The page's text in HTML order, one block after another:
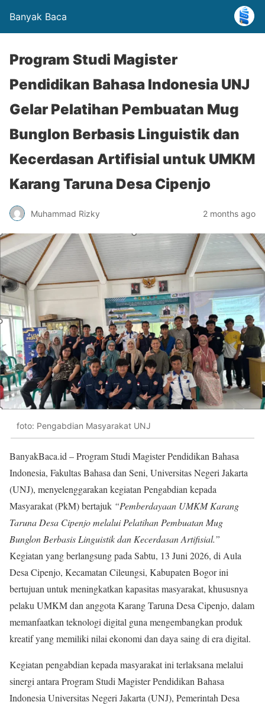
Banyak Baca
Program Studi Magister
Pendidikan Bahasa Indonesia UNJ
Gelar Pelatihan Pembuatan Mug
Bunglon Berbasis Linguistik dan
Kecerdasan Artifisial untuk UMKM
Karang Taruna Desa Cipenjo
Muhammad Rizky 2 months ago
foto: Pengabdian Masyarakat UNJ
BanyakBaca.id – Program Studi Magister Pendidikan Bahasa
Indonesia, Fakultas Bahasa dan Seni, Universitas Negeri Jakarta
(UNJ), menyelenggarakan kegiatan Pengabdian kepada
Masyarakat (PkM) bertajuk “Pemberdayaan UMKM Karang
Taruna Desa Cipenjo melalui Pelatihan Pembuatan Mug
Bunglon Berbasis Linguistik dan Kecerdasan Artifisial.”
Kegiatan yang berlangsung pada Sabtu, 13 Juni 2026, di Aula
Desa Cipenjo, Kecamatan Cileungsi, Kabupaten Bogor ini
bertujuan untuk meningkatkan kapasitas masyarakat, khususnya
pelaku UMKM dan anggota Karang Taruna Desa Cipenjo, dalam
memanfaatkan teknologi digital guna mengembangkan produk
kreatif yang memiliki nilai ekonomi dan daya saing di era digital.
Kegiatan pengabdian kepada masyarakat ini terlaksana melalui
sinergi antara Program Studi Magister Pendidikan Bahasa
Indonesia Universitas Negeri Jakarta (UNJ), Pemerintah Desa